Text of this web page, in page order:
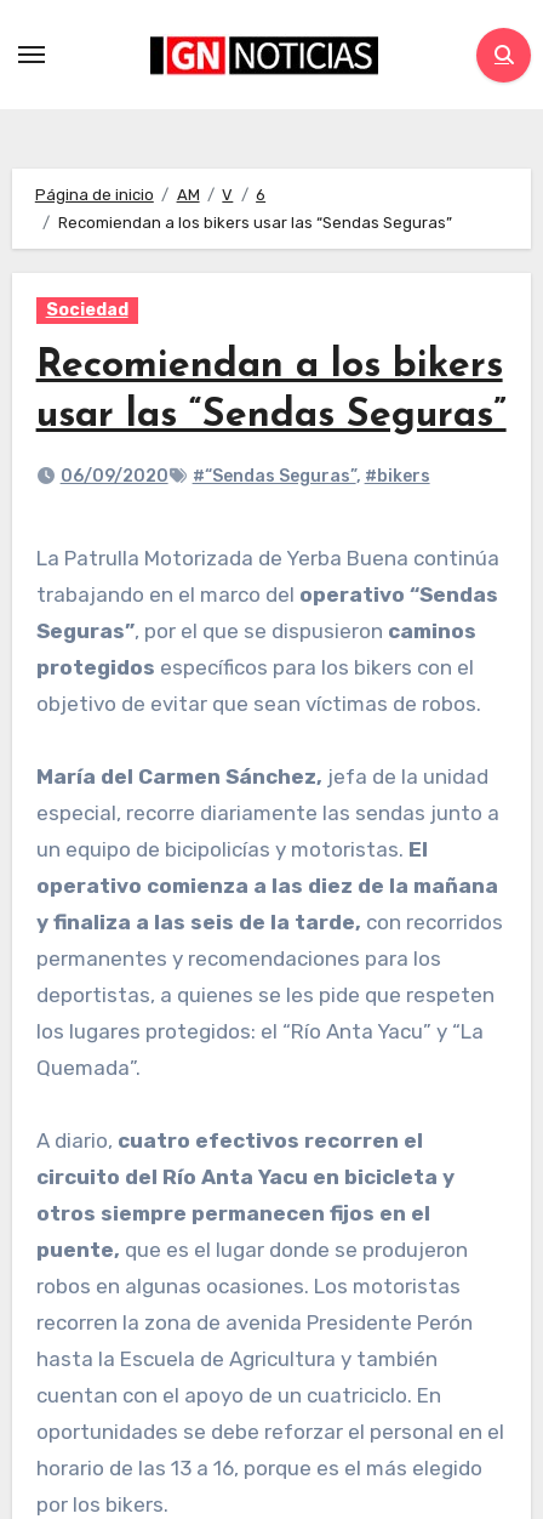
Página de inicio AM V
6
Recomiendan a los bikers usar las “Sendas Seguras”
Sociedad
Recomiendan a los bikers
usar las “Sendas Seguras”
06/09/2020 #“Sendas Seguras”, #bikers
La Patrulla Motorizada de Yerba Buena continúa
trabajando en el marco del operativo “Sendas
Seguras”, por el que se dispusieron caminos
protegidos específicos para los bikers con el
objetivo de evitar que sean víctimas de robos.
María del Carmen Sánchez, jefa de la unidad
especial, recorre diariamente las sendas junto a
un equipo de bicipolicías y motoristas. El
operativo comienza a las diez de la mañana
y finaliza a las seis de la tarde, con recorridos
permanentes y recomendaciones para los
deportistas, a quienes se les pide que respeten
los lugares protegidos: el “Río Anta Yacu” y “La
Quemada”.
A diario, cuatro efectivos recorren el
circuito del Río Anta Yacu en bicicleta y
otros siempre permanecen fijos en el
puente, que es el lugar donde se produjeron
robos en algunas ocasiones. Los motoristas
recorren la zona de avenida Presidente Perón
hasta la Escuela de Agricultura y también
cuentan con el apoyo de un cuatriciclo. En
oportunidades se debe reforzar el personal en el
horario de las 13 a 16, porque es el más elegido
por los bikers.